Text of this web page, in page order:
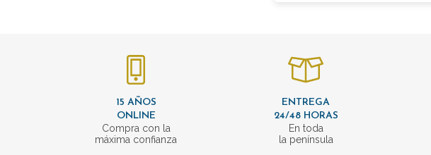
15 AÑOS
ONLINE
Compra con la
máxima confianza
ENTREGA
24/48 HORAS
En toda
la península